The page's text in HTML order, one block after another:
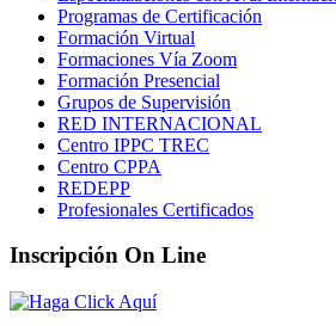
Programas de Certificación
Formación Virtual
Formaciones Vía Zoom
Formación Presencial
Grupos de Supervisión
RED INTERNACIONAL
Centro IPPC TREC
Centro CPPA
REDEPP
Profesionales Certificados
Inscripción On Line